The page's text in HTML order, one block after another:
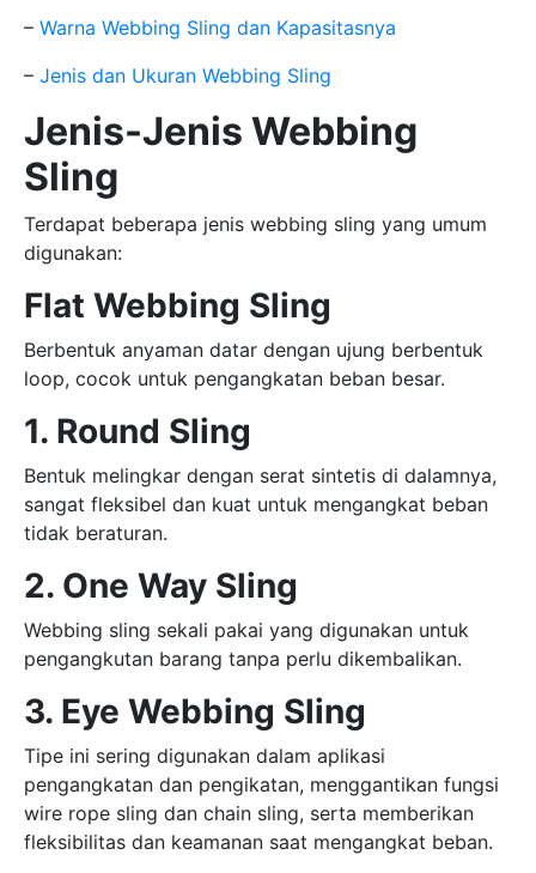
– Warna Webbing Sling dan Kapasitasnya
– Jenis dan Ukuran Webbing Sling
Jenis-Jenis Webbing
Sling
Terdapat beberapa jenis webbing sling yang umum
digunakan:
Flat Webbing Sling
Berbentuk anyaman datar dengan ujung berbentuk
loop, cocok untuk pengangkatan beban besar.
1. Round Sling
Bentuk melingkar dengan serat sintetis di dalamnya,
sangat fleksibel dan kuat untuk mengangkat beban
tidak beraturan.
2. One Way Sling
Webbing sling sekali pakai yang digunakan untuk
pengangkutan barang tanpa perlu dikembalikan.
3. Eye Webbing Sling
Tipe ini sering digunakan dalam aplikasi
pengangkatan dan pengikatan, menggantikan fungsi
wire rope sling dan chain sling, serta memberikan
fleksibilitas dan keamanan saat mengangkat beban.